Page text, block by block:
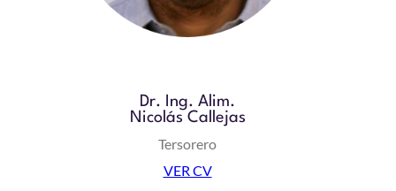
Dr. Ing. Alim.
Nicolás Callejas
Tersorero
VER CV